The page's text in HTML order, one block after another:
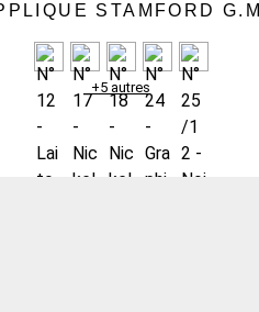
STAMFORD G.M
+5 autres